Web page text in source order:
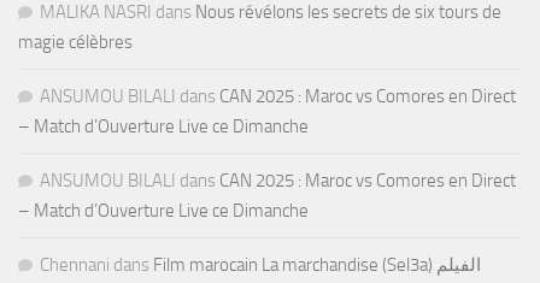
MALIKA NASRI dans Nous révélons les secrets de six tours de
magie célèbres
ANSUMOU BILALI dans CAN 2025 : Maroc vs Comores en Direct
– Match d’Ouverture Live ce Dimanche
ANSUMOU BILALI dans CAN 2025 : Maroc vs Comores en Direct
– Match d’Ouverture Live ce Dimanche
Chennani dans Film marocain La marchandise (Sel3a) الفيلم